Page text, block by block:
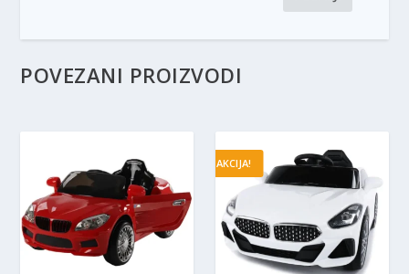
POVEZANI PROIZVODI
AKCIJA!